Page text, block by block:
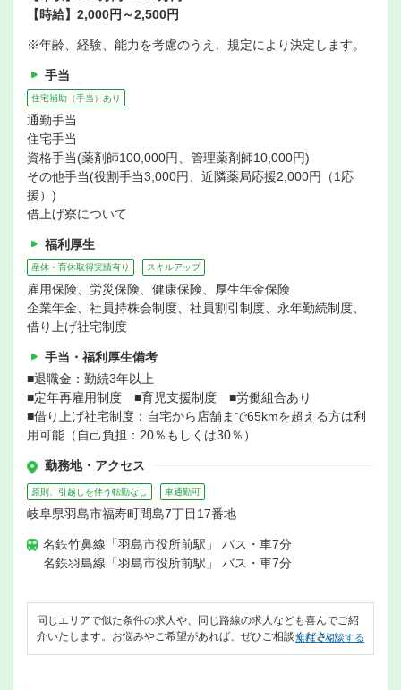
【時給】2,000円～2,500円
※年齢、経験、能力を考慮のうえ、規定により決定します。
手当
住宅補助（手当）あり
通勤手当
住宅手当
資格手当(薬剤師100,000円、管理薬剤師10,000円)
その他手当(役割手当3,000円、近隣薬局応援2,000円（1応
援）)
借上げ寮について
福利厚生
産休・育休取得実績有り スキルアップ
雇用保険、労災保険、健康保険、厚生年金保険
企業年金、社員持株会制度、社員割引制度、永年勤続制度、
借り上げ社宅制度
手当・福利厚生備考
■退職金：勤続3年以上
■定年再雇用制度 ■育児支援制度 ■労働組合あり
■借り上げ社宅制度：自宅から店舗まで65kmを超える方は利
用可能（自己負担：20％もしくは30％）
勤務地・アクセス
原則、引越しを伴う転勤なし 車通勤可
岐阜県羽島市福寿町間島7丁目17番地
名鉄竹鼻線「羽島市役所前駅」 バス・車7分
名鉄羽島線「羽島市役所前駅」 バス・車7分
同じエリアで似た条件の求人や、同じ路線の求人なども喜んでご紹
介いたします。お悩みやご希望があれば、ぜひご相談ください。
無料で相談する